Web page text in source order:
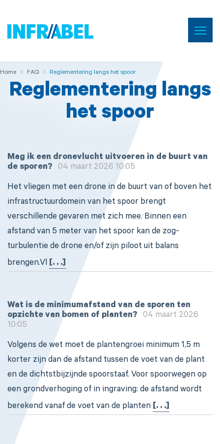
Home Menu
Home FAQ
Home FAQ Reglementering langs het spoor
Reglementering langs
het spoor
Mag ik een dronevlucht uitvoeren in de buurt van
de sporen?
04 maart 2026 10:05
Het vliegen met een drone in de buurt van of boven het
infrastructuurdomein van het spoor brengt
verschillende gevaren met zich mee. Binnen een
afstand van 5 meter van het spoor kan de zog-
turbulentie de drone en/of zijn piloot uit balans
brengen.Vl [. . .]
Wat is de minimumafstand van de sporen ten
opzichte van bomen of planten?
04 maart 2026
10:05
Volgens de wet moet de plantengroei minimum 1,5 m
korter zijn dan de afstand tussen de voet van de plant
en de dichtstbijzijnde spoorstaaf. Voor spoorwegen op
een grondverhoging of in ingraving: de afstand wordt
berekend vanaf de voet van de planten [. . .]